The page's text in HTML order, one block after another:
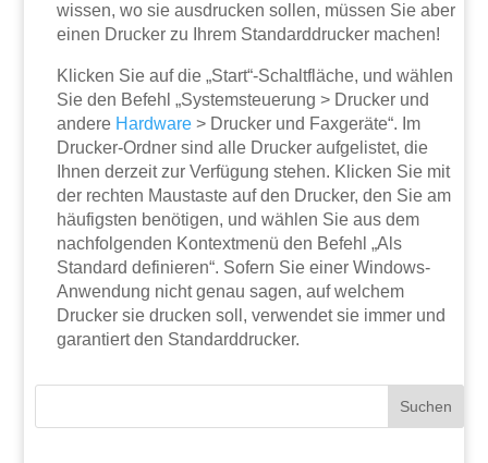
wissen, wo sie ausdrucken sollen, müssen Sie aber
einen Drucker zu Ihrem Standarddrucker machen!
Klicken Sie auf die „Start“-Schaltfläche, und wählen
Sie den Befehl „Systemsteuerung > Drucker und
andere Hardware > Drucker und Faxgeräte“. Im
Drucker-Ordner sind alle Drucker aufgelistet, die
Ihnen derzeit zur Verfügung stehen. Klicken Sie mit
der rechten Maustaste auf den Drucker, den Sie am
häufigsten benötigen, und wählen Sie aus dem
nachfolgenden Kontextmenü den Befehl „Als
Standard definieren“. Sofern Sie einer Windows-
Anwendung nicht genau sagen, auf welchem
Drucker sie drucken soll, verwendet sie immer und
garantiert den Standarddrucker.